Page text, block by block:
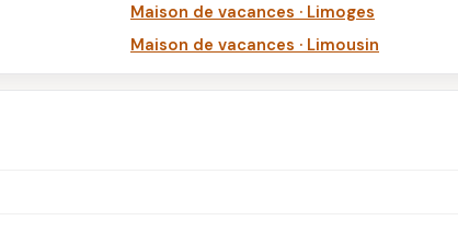
Maison de vacances · Limoges
Maison de vacances · Limousin